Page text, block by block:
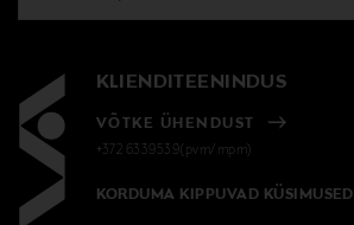
KLIENDITEENINDUS
VÕTKE ÜHENDUST
+372 6339539(pvm/mpm)
KORDUMA KIPPUVAD KÜSIMUSED